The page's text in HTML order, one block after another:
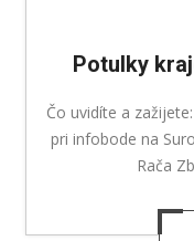
Potulky
Čo uvidíte a
pri infobode na
Rača